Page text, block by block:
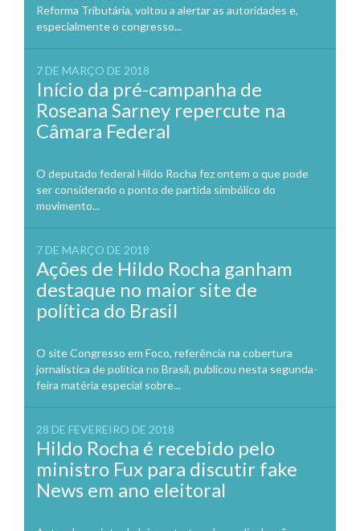
Reforma Tributária, voltou a alertar as autoridades e,
especialmente o congresso...
7 DE MARÇO DE 2018
Início da pré-campanha de
Roseana Sarney repercute na
Câmara Federal
O deputado federal Hildo Rocha fez ontem o que pode
ser considerado o ponto de partida simbólico do
movimento...
7 DE MARÇO DE 2018
Ações de Hildo Rocha ganham
destaque no maior site de
política do Brasil
O site Congresso em Foco, referência na cobertura
jornalística de política no Brasil, publicou nesta segunda-
feira matéria especial sobre...
28 DE FEVEREIRO DE 2018
Hildo Rocha é recebido pelo
ministro Fux para discutir fake
News em ano eleitoral